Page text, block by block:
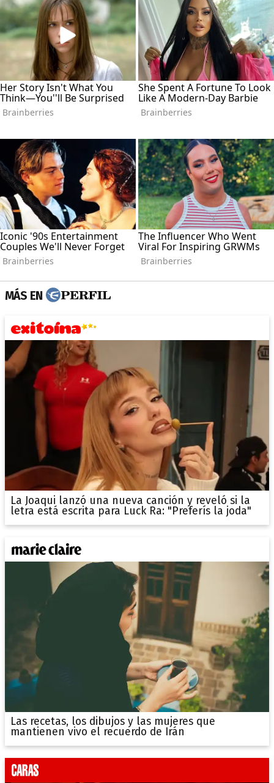
MÁS EN
La Joaqui lanzó una nueva canción y reveló si la
letra está escrita para Luck Ra: "Preferís la joda"
Las recetas, los dibujos y las mujeres que
mantienen vivo el recuerdo de Irán